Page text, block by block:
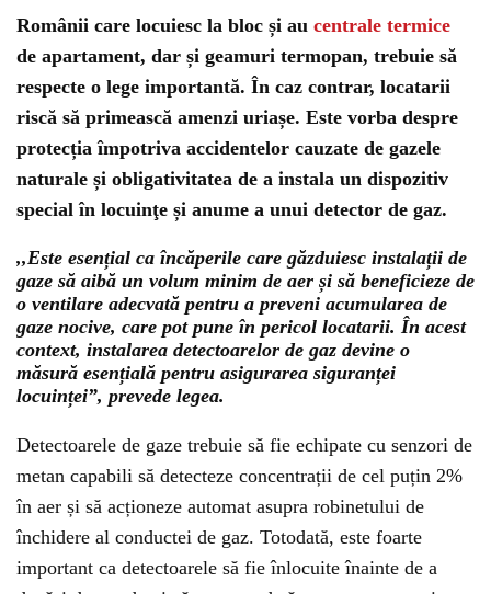
Românii care locuiesc la bloc și au centrale termice
de apartament, dar și geamuri termopan, trebuie să
respecte o lege importantă. În caz contrar, locatarii
riscă să primească amenzi uriașe. Este vorba despre
protecția împotriva accidentelor cauzate de gazele
naturale și obligativitatea de a instala un dispozitiv
special în locuinţe și anume a unui detector de gaz.
,,Este esențial ca încăperile care găzduiesc instalații de
gaze să aibă un volum minim de aer și să beneficieze de
o ventilare adecvată pentru a preveni acumularea de
gaze nocive, care pot pune în pericol locatarii. În acest
context, instalarea detectoarelor de gaz devine o
măsură esențială pentru asigurarea siguranței
locuinței”, prevede legea.
Detectoarele de gaze trebuie să fie echipate cu senzori de
metan capabili să detecteze concentrații de cel puțin 2%
în aer și să acționeze automat asupra robinetului de
închidere al conductei de gaz. Totodată, este foarte
important ca detectoarele să fie înlocuite înainte de a